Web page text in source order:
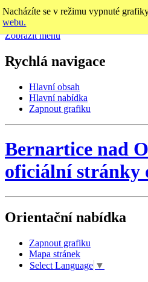
Zobrazit menu
Nacházíte se v režimu vypnuté
webu.
Rychlá navigace
Hlavní obsah
Hlavní nabídka
Zapnout grafiku
Bernartice nad
oficiální stránky
Orientační nabídka
Zapnout grafiku
Mapa stránek
Select Language ▼